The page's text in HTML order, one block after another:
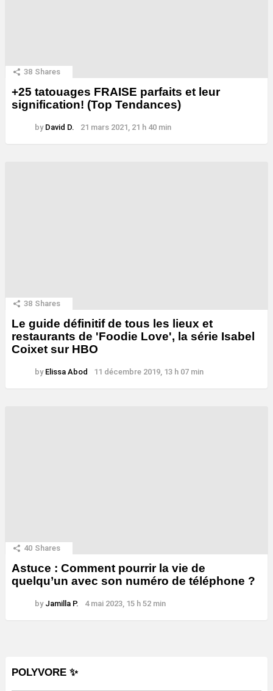
38 Shares
+25 tatouages ​​FRAISE parfaits et leur
signification! (Top Tendances)
by David D. 21 mars 2021, 21 h 40 min
38 Shares
Le guide définitif de tous les lieux et
restaurants de 'Foodie Love', la série Isabel
Coixet sur HBO
by Elissa Abod 11 décembre 2019, 13 h 07 min
40 Shares
Astuce : Comment pourrir la vie de
quelqu’un avec son numéro de téléphone ?
by Jamilla P. 4 mai 2023, 15 h 52 min
POLYVORE ✨